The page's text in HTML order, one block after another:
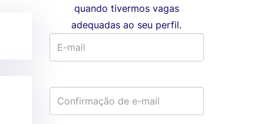
quando tivermos vagas
adequadas ao seu perfil.